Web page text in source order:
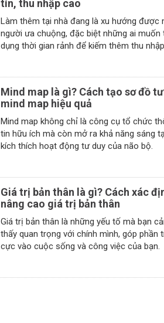
tín, thu nhập cao
Làm thêm tại nhà đang là xu hướng được
người ưa chuộng, đặc biệt những ai muốn
Mind map là gì? Cách tạo sơ đồ
mind map hiệu quả
Mind map không chỉ là công cụ tổ chức
tin hữu ích mà còn mở ra khả năng sáng
Giá trị bản thân là gì? Cách xác
nâng cao giá trị bản thân
Giá trị bản thân là những yếu tố mà bạn
thấy quan trọng với chính mình, góp phần